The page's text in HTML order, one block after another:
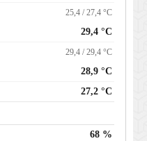
25,4 / 27,4 °C
29,4 °C
29,4 / 29,4 °C
28,9 °C
27,2 °C
68 %